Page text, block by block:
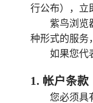
行公布），立
紫鸟浏览
种形式的服务
如果您代
1. 帐户条款
您必须具